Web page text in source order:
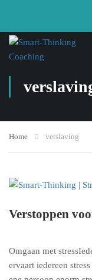
Home verslaving
Verstoppen
Omgaan met
ervaart iedereen